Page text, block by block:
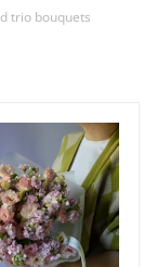
trio bouquets